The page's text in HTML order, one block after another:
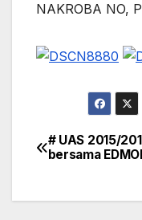
NAKROBA NO,
Navigasi
# UAS 2015/
bersama